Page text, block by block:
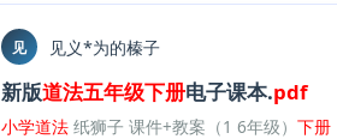
见 见义*为的榛子
新版道法五年级下册电子课本.pdf
小学道法 纸狮子 课件+教案（1 6年级） 下册